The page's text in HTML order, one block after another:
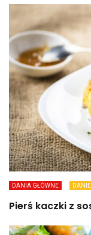
DANIA GŁÓWNE
Pierś kaczki z